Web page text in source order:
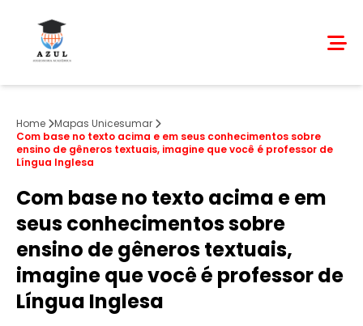
Home
Mapas Unicesumar
Com base no texto acima e em seus conhecimentos sobre
ensino de gêneros textuais, imagine que você é professor de
Língua Inglesa
Com base no texto acima e em
seus conhecimentos sobre
ensino de gêneros textuais,
imagine que você é professor de
Língua Inglesa